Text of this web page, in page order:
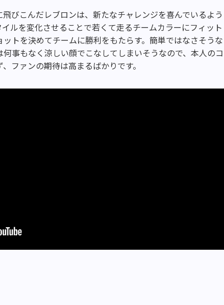
びこんだレブロンは、新たなチャレンジを喜んでいるよう
ルを変化させることで若くて走るチームカラーにフィット
トを決めてチームに勝利をもたらす。簡単ではなさそうな
事もなく涼しい顔でこなしてしまいそうなので、本人のコ
ファンの期待は高まるばかりです。